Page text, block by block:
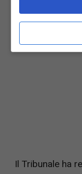
caduta senza
Il Tribunale ha